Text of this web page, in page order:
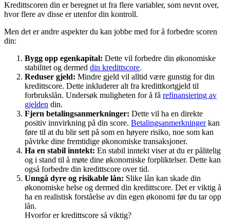
Kredittscoren din er beregnet ut fra flere variabler, som nevnt over,
hvor flere av disse er utenfor din kontroll.
Men det er andre aspekter du kan jobbe med for å forbedre scoren
din:
Bygg opp egenkapital: Dette vil forbedre din økonomiske
stabilitet og dermed din kredittscore.
Reduser gjeld: Mindre gjeld vil alltid være gunstig for din
kredittscore. Dette inkluderer alt fra kredittkortgjeld til
forbrukslån. Undersøk muligheten for å få refinansiering av
gjelden din.
Fjern betalingsanmerkninger: Dette vil ha en direkte
positiv innvirkning på din score. Betalingsanmerkningerkan
føre til at du blir sett på som en høyere risiko, noe som kan
påvirke dine fremtidige økonomiske transaksjoner.
Ha en stabil inntekt: En stabil inntekt viser at du er pålitelig
og i stand til å møte dine økonomiske forpliktelser. Dette kan
også forbedre din kredittscore over tid.
Unngå dyre og risikable lån: Slike lån kan skade din
økonomiske helse og dermed din kredittscore. Det er viktig å
ha en realistisk forståelse av din egen økonomi før du tar opp
lån.
Hvorfor er kredittscore så viktig?